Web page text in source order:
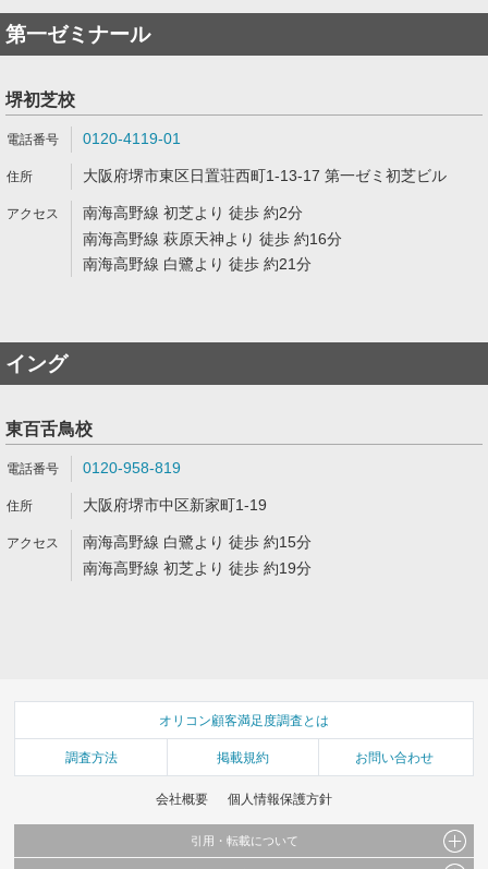
第一ゼミナール
堺初芝校
0120-4119-01
大阪府堺市東区日置荘西町1-13-17 第一ゼミ初芝ビル
南海高野線 初芝より 徒歩 約2分
南海高野線 萩原天神より 徒歩 約16分
南海高野線 白鷺より 徒歩 約21分
イング
東百舌鳥校
0120-958-819
大阪府堺市中区新家町1-19
南海高野線 白鷺より 徒歩 約15分
南海高野線 初芝より 徒歩 約19分
オリコン顧客満足度調査とは
調査方法 掲載規約 お問い合わせ
会社概要 個人情報保護方針
引用・転載について